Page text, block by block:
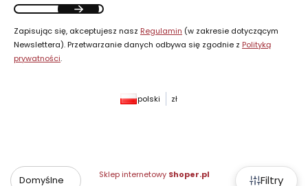
Filtry
Domyślne
Zapisując się, akceptujesz nasz Regulamin (w zakresie dotyczącym
Newslettera). Przetwarzanie danych odbywa się zgodnie z Polityką
prywatności.
polski zł
Sklep internetowy Shoper.pl